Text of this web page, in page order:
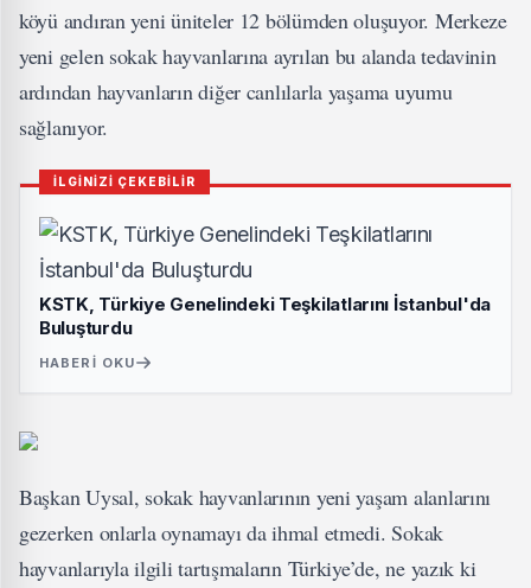
köyü andıran yeni üniteler 12 bölümden oluşuyor. Merkeze
yeni gelen sokak hayvanlarına ayrılan bu alanda tedavinin
ardından hayvanların diğer canlılarla yaşama uyumu
sağlanıyor.
İLGİNİZİ ÇEKEBİLİR
KSTK, Türkiye Genelindeki Teşkilatlarını İstanbul'da
Buluşturdu
HABERI OKU
Başkan Uysal, sokak hayvanlarının yeni yaşam alanlarını
gezerken onlarla oynamayı da ihmal etmedi. Sokak
hayvanlarıyla ilgili tartışmaların Türkiye’de, ne yazık ki